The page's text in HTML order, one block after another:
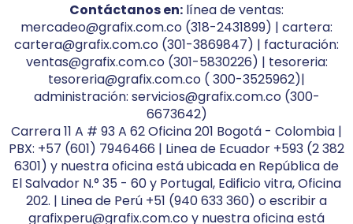
Contáctanos en: línea de ventas:
mercadeo@grafix.com.co (318-2431899) | cartera:
cartera@grafix.com.co (301-3869847) | facturación:
ventas@grafix.com.co (301-5830226) | tesoreria:
tesoreria@grafix.com.co ( 300-3525962)|
administración: servicios@grafix.com.co (300-
6673642)
Carrera 11 A # 93 A 62 Oficina 201 Bogotá - Colombia |
PBX: +57 (601) 7946466 | Linea de Ecuador +593 (2 382
6301) y nuestra oficina está ubicada en República de
El Salvador N.° 35 - 60 y Portugal, Edificio vitra, Oficina
202. | Linea de Perú +51 (940 633 360) o escribir a
grafixperu@grafix.com.co y nuestra oficina está